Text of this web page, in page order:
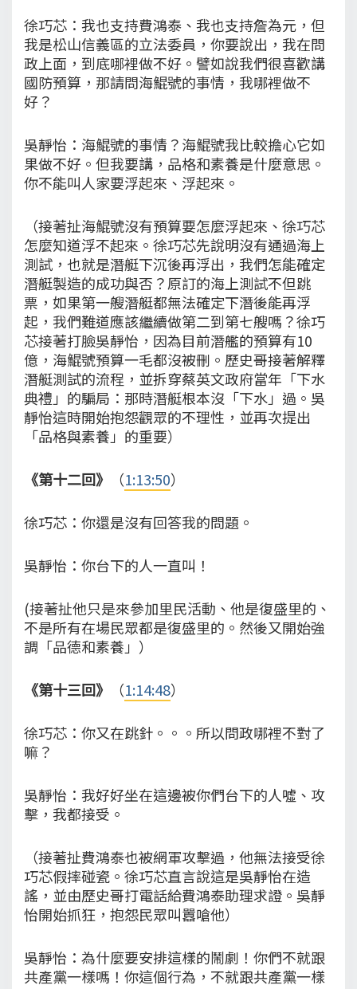
徐巧芯：我也支持費鴻泰、我也支持詹為元，但
我是松山信義區的立法委員，你要說出，我在問
政上面，到底哪裡做不好。譬如說我們很喜歡講
國防預算，那請問海鯤號的事情，我哪裡做不
好？
吳靜怡：海鯤號的事情？海鯤號我比較擔心它如
果做不好。但我要講，品格和素養是什麼意思。
你不能叫人家要浮起來、浮起來。
（接著扯海鯤號沒有預算要怎麼浮起來、徐巧芯
怎麼知道浮不起來。徐巧芯先說明沒有通過海上
測試，也就是潛艇下沉後再浮出，我們怎能確定
潛艇製造的成功與否？原訂的海上測試不但跳
票，如果第一艘潛艇都無法確定下潛後能再浮
起，我們難道應該繼續做第二到第七艘嗎？徐巧
芯接著打臉吳靜怡，因為目前潛艦的預算有10
億，海鯤號預算一毛都沒被刪。歷史哥接著解釋
潛艇測試的流程，並拆穿蔡英文政府當年「下水
典禮」的騙局：那時潛艇根本沒「下水」過。吳
靜怡這時開始抱怨觀眾的不理性，並再次提出
「品格與素養」的重要）
《第十二回》 （1:13:50）
徐巧芯：你還是沒有回答我的問題。
吳靜怡：你台下的人一直叫！
(接著扯他只是來參加里民活動、他是復盛里的、
不是所有在場民眾都是復盛里的。然後又開始強
調「品德和素養」）
《第十三回》 （1:14:48）
徐巧芯：你又在跳針。。。所以問政哪裡不對了
嘛？
吳靜怡：我好好坐在這邊被你們台下的人噓、攻
擊，我都接受。
（接著扯費鴻泰也被網軍攻擊過，他無法接受徐
巧芯假摔碰瓷。徐巧芯直言說這是吳靜怡在造
謠，並由歷史哥打電話給費鴻泰助理求證。吳靜
怡開始抓狂，抱怨民眾叫囂嗆他）
吳靜怡：為什麼要安排這樣的鬧劇！你們不就跟
共產黨一樣嗎！你這個行為，不就跟共產黨一樣